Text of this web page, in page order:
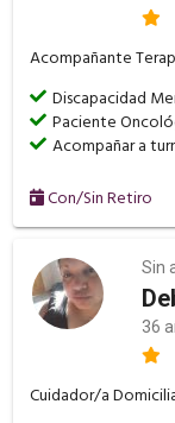
Acompañante
Discapacidad
Paciente
Acompañar a
Con/Sin Retiro
Sin
36
Cuidador/a